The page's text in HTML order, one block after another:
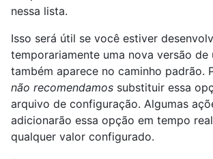
nessa lista.
Isso será útil se você estiver
temporariamente uma nova versão de
também aparece no caminho padrão.
não recomendamos substituir essa
arquivo de configuração. Algumas
adicionarão essa opção em tempo
qualquer valor configurado.